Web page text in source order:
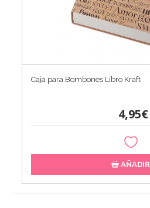
Caja para Bombones Libro Kraft
4,95€
AÑADIR